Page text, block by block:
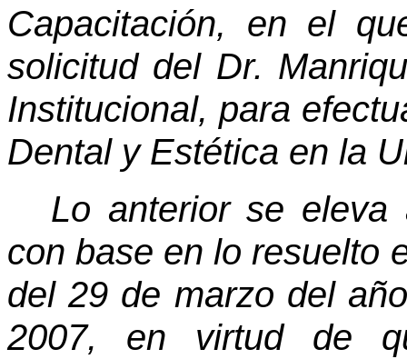
Capacitación, en el
solicitud del Dr.
Institucional, para
Dental y Estética en la
Lo anterior se eleva
con base en lo resuelto
del 29 de marzo del
2007, en virtud de